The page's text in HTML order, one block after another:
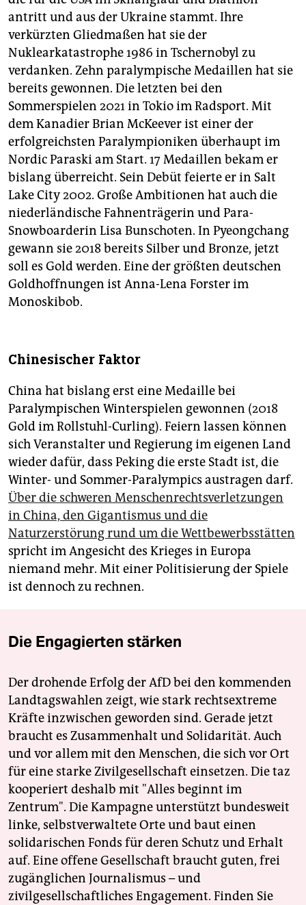
antritt und aus der Ukraine stammt. Ihre
verkürzten Gliedmaßen hat sie der
Nuklearkatastrophe 1986 in Tschernobyl zu
verdanken. Zehn paralympische Medaillen hat sie
bereits gewonnen. Die letzten bei den
Sommerspielen 2021 in Tokio im Radsport. Mit
dem Kanadier Brian McKeever ist einer der
erfolgreichsten Paralympioniken überhaupt im
Nordic Paraski am Start. 17 Medaillen bekam er
bislang überreicht. Sein Debüt feierte er in Salt
Lake City 2002. Große Ambitionen hat auch die
niederländische Fahnenträgerin und Para-
Snowboarderin Lisa Bunschoten. In Pyeongchang
gewann sie 2018 bereits Silber und Bronze, jetzt
soll es Gold werden. Eine der größten deutschen
Goldhoffnungen ist Anna-Lena Forster im
Monoskibob.
Chinesischer Faktor
China hat bislang erst eine Medaille bei
Paralympischen Winterspielen gewonnen (2018
Gold im Rollstuhl-Curling). Feiern lassen können
sich Veranstalter und Regierung im eigenen Land
wieder dafür, dass Peking die erste Stadt ist, die
Winter- und Sommer-Paralympics austragen darf.
Über die schweren Menschenrechtsverletzungen
in China, den Gigantismus und die
Naturzerstörung rund um die Wettbewerbsstätten
spricht im Angesicht des Krieges in Europa
niemand mehr. Mit einer Politisierung der Spiele
ist dennoch zu rechnen.
Die Engagierten stärken
Der drohende Erfolg der AfD bei den kommenden
Landtagswahlen zeigt, wie stark rechtsextreme
Kräfte inzwischen geworden sind. Gerade jetzt
braucht es Zusammenhalt und Solidarität. Auch
und vor allem mit den Menschen, die sich vor Ort
für eine starke Zivilgesellschaft einsetzen. Die taz
kooperiert deshalb mit "Alles beginnt im
Zentrum". Die Kampagne unterstützt bundesweit
linke, selbstverwaltete Orte und baut einen
solidarischen Fonds für deren Schutz und Erhalt
auf. Eine offene Gesellschaft braucht guten, frei
zugänglichen Journalismus – und
zivilgesellschaftliches Engagement. Finden Sie